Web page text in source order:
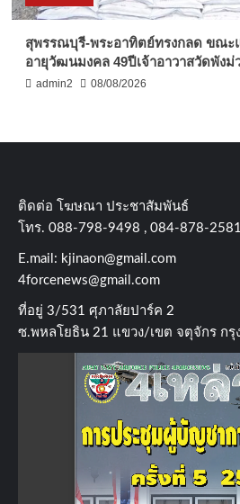
สุพรรณบุรี-พระอาทิตย์ทรงกลด ขณะ
อายุวัฒนมงคล 49ปีเจ้าอาวาสวัดพังม่
admin2 08/08/2026
ติดต่อ​ โฆษณา​ ประชาสัมพันธ์
โทร​. 088-798-9498 , 084-878-2581
E.mail: kjinaon@gmail.com
4forcenews@gmail.com
ที่อยู่​ 3/531​ ศุภาลัยปาร์ค​ 2
ซ.พหลโยธิน​ 21​ แขวง/เขต​ จตุจักร​ กรุ